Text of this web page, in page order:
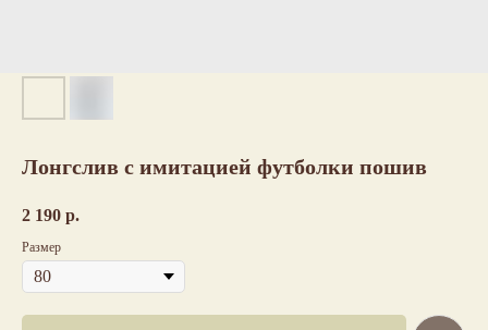
Лонгслив с имитацией футболки пошив
2 190 р.
Размер